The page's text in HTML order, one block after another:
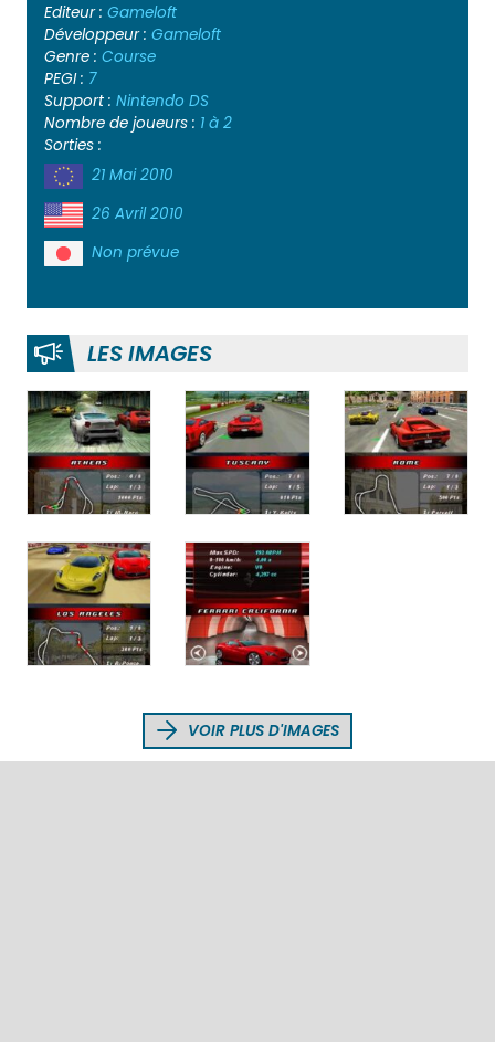
Editeur : Gameloft
Développeur : Gameloft
Genre : Course
PEGI : 7
Support : Nintendo DS
Nombre de joueurs : 1 à 2
Sorties :
21 Mai 2010
26 Avril 2010
Non prévue
LES IMAGES
VOIR PLUS D'IMAGES